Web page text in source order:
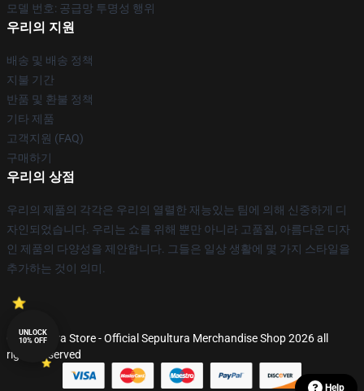
모델 번호: 공급망 투명성 행위
우리의 지원
배송 및 배송 정책
지불 기간
반품 및 환불 정책
기타 제품
고객지원 (FAQ)
구매하기
우리의 상점
우리의 제품의 각각은 우리의 열렬한 재능있는 팀에 의해 신중하게 디
자인되었습니다. 우리는 쇼를 위해 뿐만 아니라 고품질, 아름다운 디자
인 제품의 다양성을 제안합니다. 그들은 일상 생활에 몇 가지 스타일을
추가하는 것이 의미.
© Sepultura Store - Official Sepultura Merchandise Shop 2026 all
rights reserved
Help
UNLOCK
10% OFF